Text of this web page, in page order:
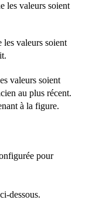
les valeurs soient
valeurs soient
valeurs soient
au plus récent.
à la figure.
pour
dessous.